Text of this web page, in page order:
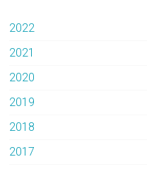
2022
2021
2020
2019
2018
2017